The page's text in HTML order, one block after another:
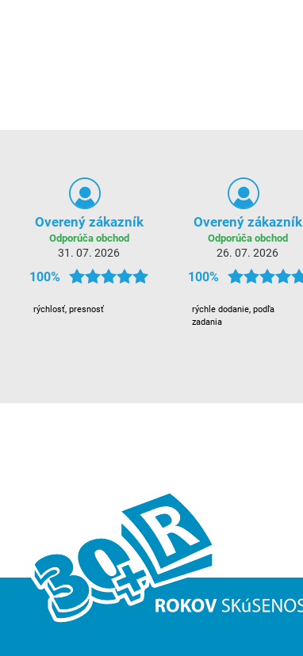
Overený zákazník
Odporúča obchod
31. 07. 2026
100%
rýchlosť, presnosť
Overený zákazník
Odporúča obchod
26. 07. 2026
100%
rýchle dodanie, podľa
zadania